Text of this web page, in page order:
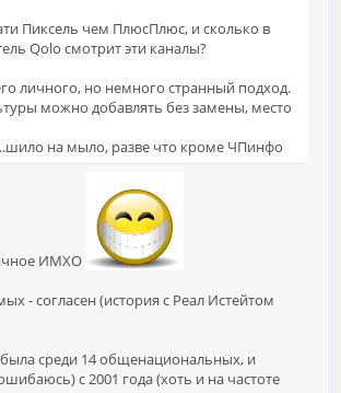
Пиксель чем ПлюсПлюс, и сколько в
Qolo смотрит эти каналы?
личного, но немного странный подход.
можно добавлять без замены, место
на мыло, разве что кроме ЧПинфо
ИМХО
- согласен (история с Реал Истейтом
среди 14 общенациональных, и
с 2001 года (хоть и на частоте